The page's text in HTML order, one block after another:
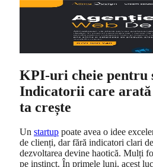
KPI-uri cheie pentru
Indicatorii care arată
ta crește
Un startup poate avea o idee
de clienți, dar fără indicatori clari
dezvoltarea devine haotică. Mulți
pe instinct. În primele luni, acest